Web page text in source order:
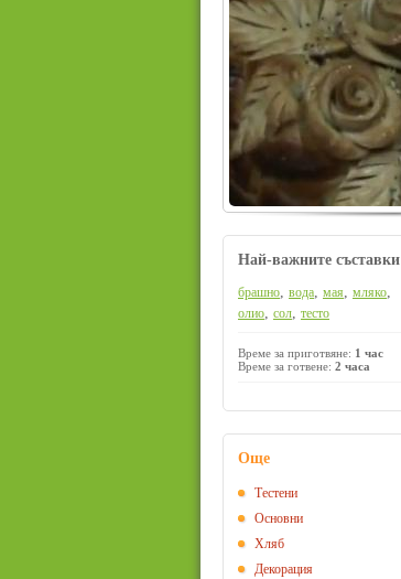
Най-важните съставки
брашно, вода, мая, мляко,
олио, сол, тесто
Време за приготвяне: 1 час
Време за готвене: 2 часа
Още
Тестени
Основни
Хляб
Декорация